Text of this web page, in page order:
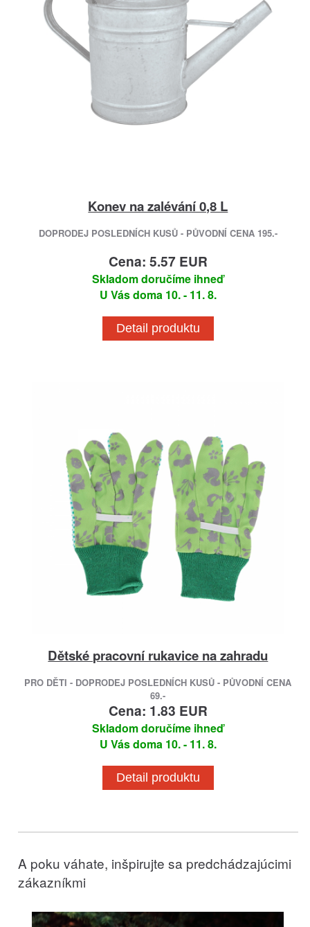
Konev na zalévání 0,8 L
DOPRODEJ POSLEDNÍCH KUSŮ - PŮVODNÍ CENA 195.-
Cena: 5.57 EUR
Skladom doručíme ihneď
U Vás doma 10. - 11. 8.
Detail produktu
Dětské pracovní rukavice na zahradu
PRO DĚTI - DOPRODEJ POSLEDNÍCH KUSŮ - PŮVODNÍ CENA
69.-
Cena: 1.83 EUR
Skladom doručíme ihneď
U Vás doma 10. - 11. 8.
Detail produktu
A poku váhate, inšpirujte sa predchádzajúcimi
zákazníkmi